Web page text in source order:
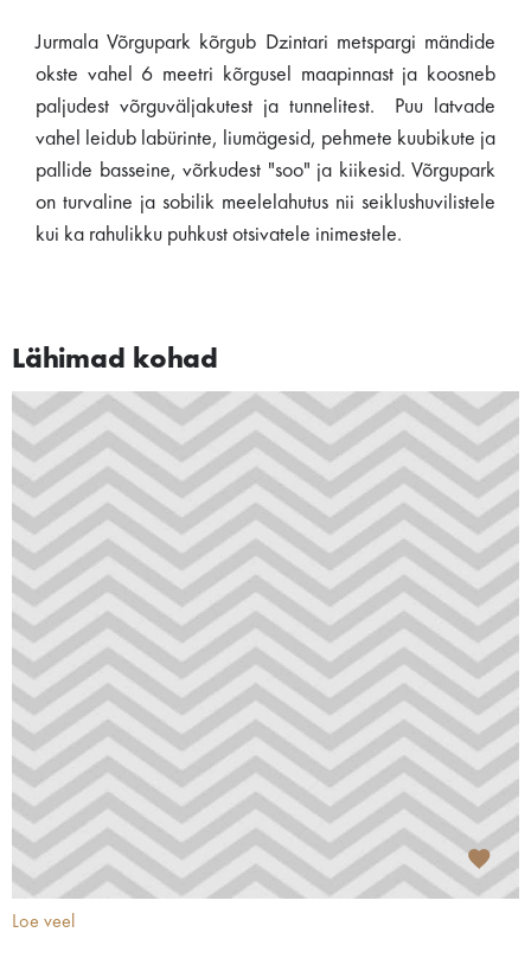
Jurmala Võrgupark kõrgub Dzintari metspargi mändide
okste vahel 6 meetri kõrgusel maapinnast ja koosneb
paljudest võrguväljakutest ja tunnelitest. Puu latvade
vahel leidub labürinte, liumägesid, pehmete kuubikute ja
pallide basseine, võrkudest "soo" ja kiikesid. Võrgupark
on turvaline ja sobilik meelelahutus nii seiklushuvilistele
kui ka rahulikku puhkust otsivatele inimestele.
Lähimad kohad
Loe veel